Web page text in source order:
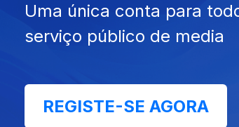
Uma única conta para
serviço público de media
REGISTE-SE AGORA